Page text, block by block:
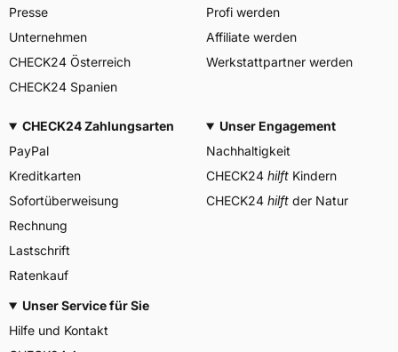
Presse
Unternehmen
CHECK24 Österreich
CHECK24 Spanien
Profi werden
Affiliate werden
Werkstattpartner werden
CHECK24 Zahlungsarten
PayPal
Kreditkarten
Sofortüberweisung
Rechnung
Lastschrift
Ratenkauf
Unser Engagement
Nachhaltigkeit
CHECK24 hilft Kindern
CHECK24 hilft der Natur
Unser Service für Sie
Hilfe und Kontakt